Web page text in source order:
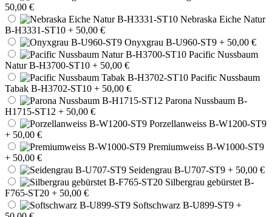
50,00 €
Nebraska Eiche Natur
B-H3331-ST10 + 50,00 €
Onyxgrau B-U960-ST9 + 50,00 €
Pacific Nussbaum
Natur B-H3700-ST10 + 50,00 €
Pacific Nussbaum
Tabak B-H3702-ST10 + 50,00 €
Parona Nussbaum B-
H1715-ST12 + 50,00 €
Porzellanweiss B-W1200-ST9
+ 50,00 €
Premiumweiss B-W1000-ST9
+ 50,00 €
Seidengrau B-U707-ST9 + 50,00 €
Silbergrau gebürstet B-
F765-ST20 + 50,00 €
Softschwarz B-U899-ST9 +